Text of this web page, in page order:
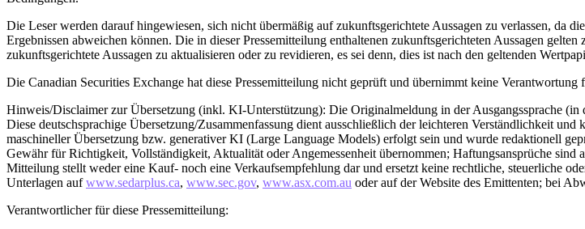
Die Leser werden darauf hingewiesen, sich nicht übermäßig auf zukunftsgerichtete Aussagen zu verlassen, da
Ergebnissen abweichen können. Die in dieser Pressemitteilung enthaltenen zukunftsgerichteten Aussagen
zukunftsgerichtete Aussagen zu aktualisieren oder zu revidieren, es sei denn, dies ist nach den geltenden
Die Canadian Securities Exchange hat diese Pressemitteilung nicht geprüft und übernimmt keine
Hinweis/Disclaimer zur Übersetzung (inkl. KI-Unterstützung): Die Originalmeldung in der Ausgangssprache
Diese deutschsprachige Übersetzung/Zusammenfassung dient ausschließlich der leichteren Verständlichkeit
maschineller Übersetzung bzw. generativer KI (Large Language Models) erfolgt sein und wurde redaktionell
Gewähr für Richtigkeit, Vollständigkeit, Aktualität oder Angemessenheit übernommen; Haftungsansprüche sind
Mitteilung stellt weder eine Kauf- noch eine Verkaufsempfehlung dar und ersetzt keine rechtliche, steuerliche
Unterlagen aufwww.sedarplus.ca, www.sec.gov, www.asx.com.au oder auf der Website des Emittenten; bei
Verantwortlicher für diese Pressemitteilung: